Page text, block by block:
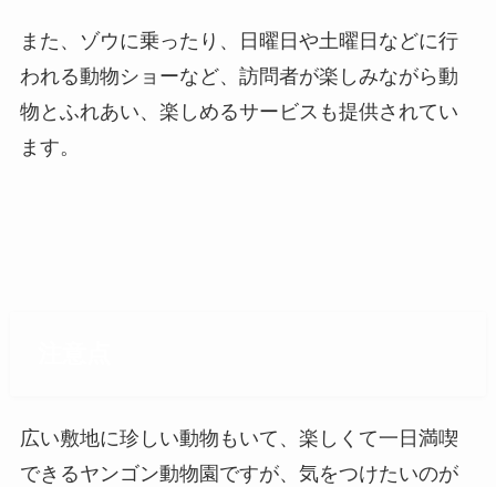
また、ゾウに乗ったり、日曜日や土曜日などに行
われる動物ショーなど、訪問者が楽しみながら動
物とふれあい、楽しめるサービスも提供されてい
ます。
広い敷地に珍しい動物もいて、楽しくて一日満喫
できるヤンゴン動物園ですが、気をつけたいのが